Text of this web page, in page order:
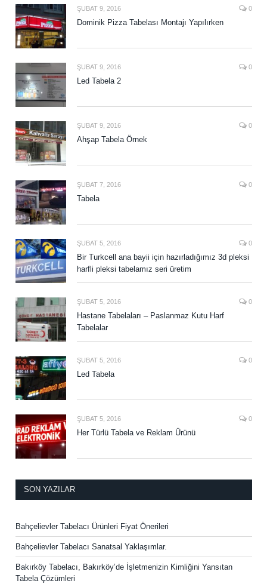
ŞUBAT 9, 2016 0
Dominik Pizza Tabelası Montajı Yapılırken
ŞUBAT 9, 2016 0
Led Tabela 2
ŞUBAT 9, 2016 0
Ahşap Tabela Örnek
ŞUBAT 7, 2016 0
Tabela
ŞUBAT 5, 2016 0
Bir Turkcell ana bayii için hazırladığımız 3d pleksi
harfli pleksi tabelamız seri üretim
ŞUBAT 5, 2016 0
Hastane Tabelaları – Paslanmaz Kutu Harf
Tabelalar
ŞUBAT 5, 2016 0
Led Tabela
ŞUBAT 5, 2016 0
Her Türlü Tabela ve Reklam Ürünü
SON YAZILAR
Bahçelievler Tabelacı Ürünleri Fiyat Önerileri
Bahçelievler Tabelacı Sanatsal Yaklaşımlar.
Bakırköy Tabelacı, Bakırköy’de İşletmenizin Kimliğini Yansıtan
Tabela Çözümleri